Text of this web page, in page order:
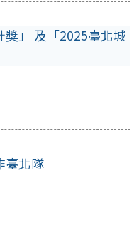
獎」 及「2025臺北城
臺北隊